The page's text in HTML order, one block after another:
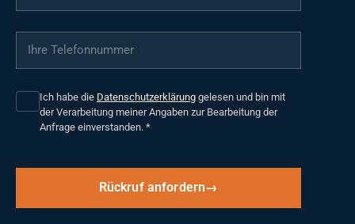
Ihre Telefonnummer
Ich habe die Datenschutzerklärung gelesen und bin mit
der Verarbeitung meiner Angaben zur Bearbeitung der
Anfrage einverstanden. *
Rückruf anfordern